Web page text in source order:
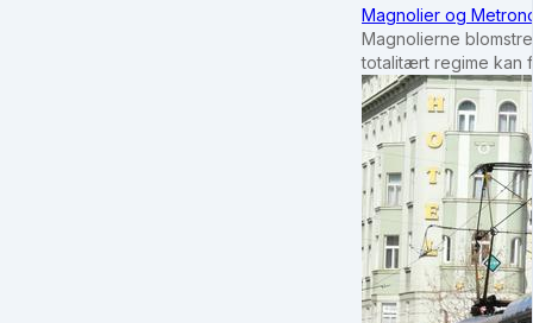
Magnolier og
Magnolierne
totalitært regime